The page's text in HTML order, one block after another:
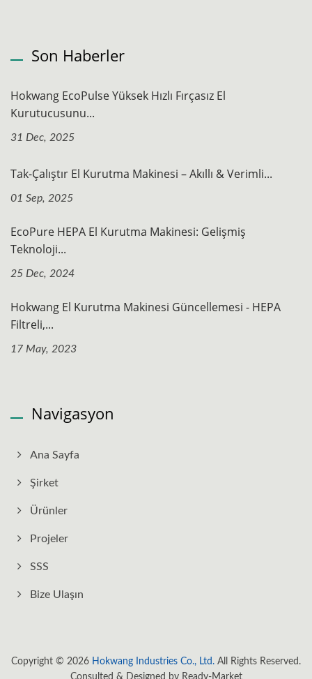
Son Haberler
Hokwang EcoPulse Yüksek Hızlı Fırçasız El
Kurutucusunu...
31 Dec, 2025
Tak-Çalıştır El Kurutma Makinesi – Akıllı & Verimli...
01 Sep, 2025
EcoPure HEPA El Kurutma Makinesi: Gelişmiş
Teknoloji...
25 Dec, 2024
Hokwang El Kurutma Makinesi Güncellemesi - HEPA
Filtreli,...
17 May, 2023
Navigasyon
Ana Sayfa
Şirket
Ürünler
Projeler
SSS
Bize Ulaşın
Copyright © 2026 Hokwang Industries Co., Ltd. All Rights Reserved.
Consulted & Designed by Ready-Market